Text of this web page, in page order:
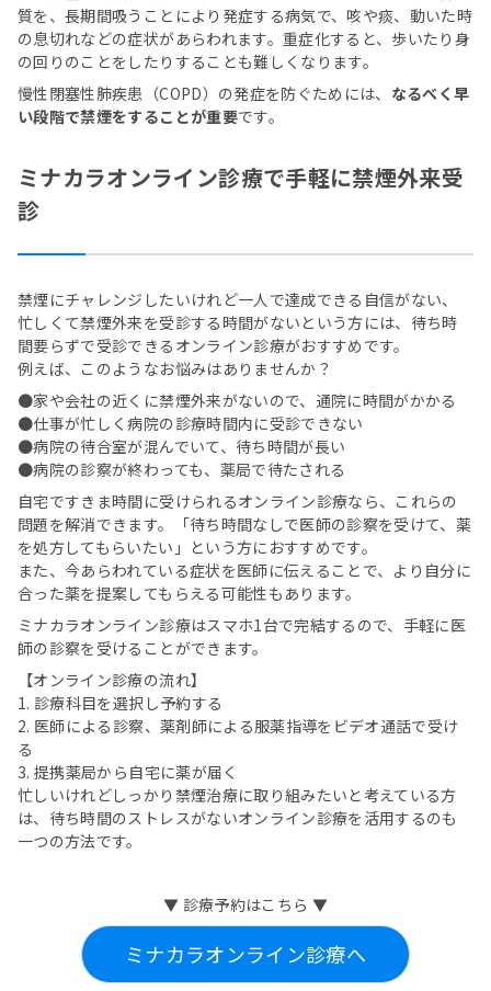
質を、長期間吸うことにより発症する病気で、咳や痰、動いた時
の息切れなどの症状があらわれます。重症化すると、歩いたり身
の回りのことをしたりすることも難しくなります。
慢性閉塞性肺疾患（COPD）の発症を防ぐためには、 なるべく早
い段階で禁煙をすることが重要です。
ミナカラオンライン診療で手軽に禁煙外来受
診
禁煙にチャレンジしたいけれど一人で達成できる自信がない、
忙しくて禁煙外来を受診する時間がないという方には、待ち時
間要らずで受診できるオンライン診療がおすすめです。
例えば、このようなお悩みはありませんか？
●家や会社の近くに禁煙外来がないので、通院に時間がかかる
●仕事が忙しく病院の診療時間内に受診できない
●病院の待合室が混んでいて、待ち時間が長い
●病院の診察が終わっても、薬局で待たされる
自宅ですきま時間に受けられるオンライン診療なら、これらの
問題を解消できます。「待ち時間なしで医師の診察を受けて、薬
を処方してもらいたい」という方におすすめです。
また、今あらわれている症状を医師に伝えることで、より自分に
合った薬を提案してもらえる可能性もあります。
ミナカラオンライン診療はスマホ1台で完結するので、手軽に医
師の診察を受けることができます。
【オンライン診療の流れ】
1. 診療科目を選択し予約する
2. 医師による診察、薬剤師による服薬指導をビデオ通話で受け
る
3. 提携薬局から自宅に薬が届く
忙しいけれどしっかり禁煙治療に取り組みたいと考えている方
は、待ち時間のストレスがないオンライン診療を活用するのも
一つの方法です。
▼ 診療予約はこちら ▼
ミナカラオンライン診療へ